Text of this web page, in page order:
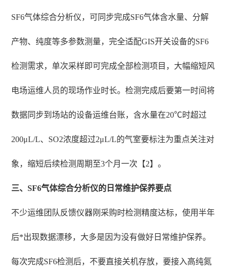
SF6气体综合分析仪，可同步完成SF6气体含水量、分解
产物、纯度等多参数测量，完全适配GIS开关设备的SF6
检测需求，单次采样即可完成全部检测项目，大幅缩短风
电场运维人员的现场作业时长。检测完成后要第一时间将
数据同步到场站的设备运维台账，含水量在20℃时超过
200μL/L、SO2浓度超过2μL/L的气室要标注为重点关注对
象，缩短后续检测周期至3个月一次【2】。
三、SF6气体综合分析仪的日常维护保养要点
不少运维团队反馈仪器刚采购时检测精度达标，使用半年
后*出现数据漂移，大多是因为没有做好日常维护保养。
每次完成SF6检测后，不要直接关机存放，要接入高纯氮